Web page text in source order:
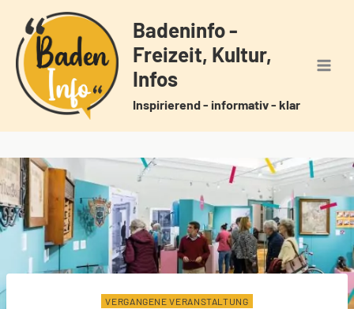
Inhalt
springen
Badeninfo -
Freizeit, Kultur,
Infos
Inspirierend - informativ - klar
VERGANGENE VERANSTALTUNG